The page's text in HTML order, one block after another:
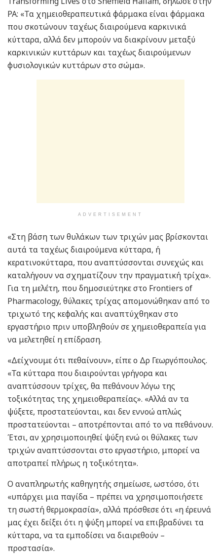
PA: «Τα χημειοθεραπευτικά φάρμακα είναι φάρμακα
που σκοτώνουν ταχέως διαιρούμενα καρκινικά
κύτταρα, αλλά δεν μπορούν να διακρίνουν μεταξύ
καρκινικών κυττάρων και ταχέως διαιρούμενων
φυσιολογικών κυττάρων στο σώμα».
ADVERTISEMENT
«Στη βάση των θυλάκων των τριχών μας βρίσκονται
αυτά τα ταχέως διαιρούμενα κύτταρα, ή
κερατινοκύτταρα, που αναπτύσσονται συνεχώς και
καταλήγουν να σχηματίζουν την πραγματική τρίχα».
Για τη μελέτη, που δημοσιεύτηκε στο Frontiers of
Pharmacology, θύλακες τρίχας απομονώθηκαν από το
τριχωτό της κεφαλής και αναπτύχθηκαν στο
εργαστήριο πριν υποβληθούν σε χημειοθεραπεία για
να μελετηθεί η επίδραση.
«Δείχνουμε ότι πεθαίνουν», είπε ο Δρ Γεωργόπουλος.
«Τα κύτταρα που διαιρούνται γρήγορα και
αναπτύσσουν τρίχες, θα πεθάνουν λόγω της
τοξικότητας της χημειοθεραπείας». «Αλλά αν τα
ψύξετε, προστατεύονται, και δεν εννοώ απλώς
προστατεύονται – αποτρέπονται από το να πεθάνουν.
Έτσι, αν χρησιμοποιηθεί ψύξη ενώ οι θύλακες των
τριχών αναπτύσσονται στο εργαστήριο, μπορεί να
αποτραπεί πλήρως η τοξικότητα».
Ο αναπληρωτής καθηγητής σημείωσε, ωστόσο, ότι
«υπάρχει μια παγίδα – πρέπει να χρησιμοποιήσετε
τη σωστή θερμοκρασία», αλλά πρόσθεσε ότι «η έρευνά
μας έχει δείξει ότι η ψύξη μπορεί να επιβραδύνει τα
κύτταρα, να τα εμποδίσει να διαιρεθούν –
προστασία».